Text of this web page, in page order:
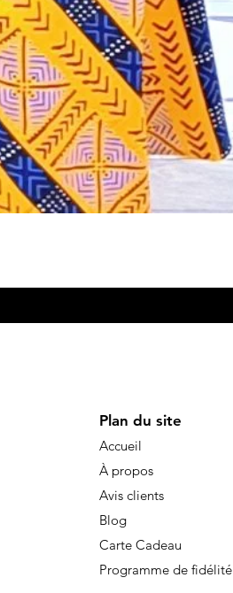
Plan du site
Accueil
À propos
Avis clients
Blog
Carte Cadeau
Programme de fidélité